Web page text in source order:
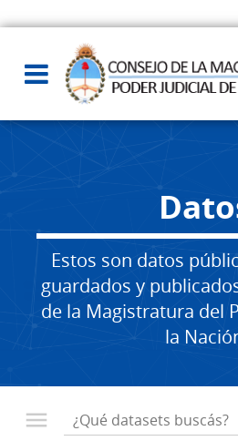
Estos son datos
guardados y
de la Magistratura del
la